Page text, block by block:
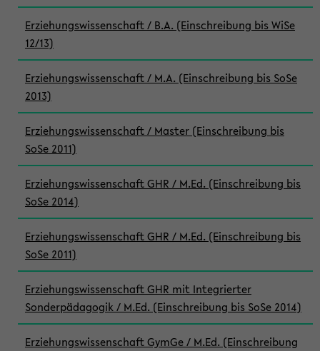
Erziehungswissenschaft / B.A. (Einschreibung bis WiSe
12/13)
Erziehungswissenschaft / M.A. (Einschreibung bis SoSe
2013)
Erziehungswissenschaft / Master (Einschreibung bis
SoSe 2011)
Erziehungswissenschaft GHR / M.Ed. (Einschreibung bis
SoSe 2014)
Erziehungswissenschaft GHR / M.Ed. (Einschreibung bis
SoSe 2011)
Erziehungswissenschaft GHR mit Integrierter
Sonderpädagogik / M.Ed. (Einschreibung bis SoSe 2014)
Erziehungswissenschaft GymGe / M.Ed. (Einschreibung